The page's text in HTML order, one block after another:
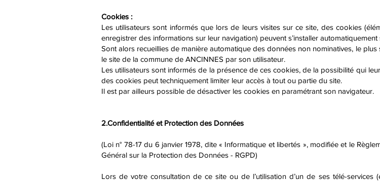
Cookies :
Les utilisateurs sont informés que lors de leurs visites sur ce site, des cookies
enregistrer des informations sur leur navigation) peuvent s’installer
Sont alors recueillies de manière automatique des données non nominatives, le
le site de la commune de ANCINNES par son utilisateur.
Les utilisateurs sont informés de la présence de ces cookies, de la possibilité qui
des cookies peut techniquement limiter leur accès à tout ou partie du site.
Il est par ailleurs possible de désactiver les cookies en paramétrant son navigateur.
2.Confidentialité et Protection des Données
(Loi n° 78-17 du 6 janvier 1978, dite « Informatique et libertés », modifiée et le
Général sur la Protection des Données - RGPD)
Lors de votre consultation de ce site ou de l’utilisation d’un de ses télé-